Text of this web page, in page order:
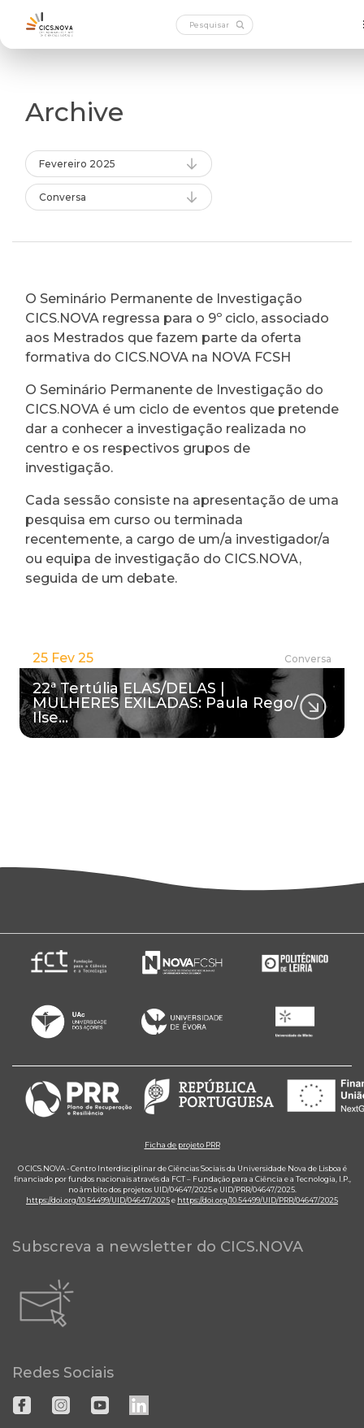
Archive
Fevereiro 2025
Conversa
O Seminário Permanente de Investigação
CICS.NOVA regressa para o 9º ciclo, associado
aos Mestrados que fazem parte da oferta
formativa do CICS.NOVA na NOVA FCSH
O Seminário Permanente de Investigação do
CICS.NOVA é um ciclo de eventos que pretende
dar a conhecer a investigação realizada no
centro e os respectivos grupos de
investigação.
Cada sessão consiste na apresentação de uma
pesquisa em curso ou terminada
recentemente, a cargo de um/a investigador/a
ou equipa de investigação do CICS.NOVA,
seguida de um debate.
25 Fev 25 Conversa
22ª Tertúlia ELAS/DELAS |
MULHERES EXILADAS: Paula Rego/
Ilse…
Ficha de projeto PRR
O CICS.NOVA - Centro Interdisciplinar de Ciências Sociais da Universidade Nova de Lisboa é
financiado por fundos nacionais através da FCT – Fundação para a Ciência e a Tecnologia, I.P.,
no âmbito dos projetos UID/04647/2025 e UID/PRR/04647/2025.
https://doi.org/10.54499/UID/04647/2025e https://doi.org/10.54499/UID/PRR/04647/2025
Subscreva a newsletter do CICS.NOVA
Redes Sociais